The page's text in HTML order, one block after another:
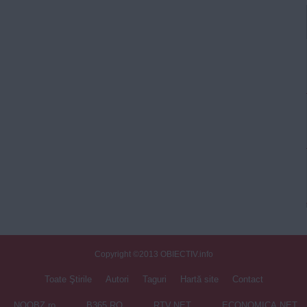
Copyright ©2013 OBIECTIV.info
Toate Ştirile Autori Taguri Hartă site Contact